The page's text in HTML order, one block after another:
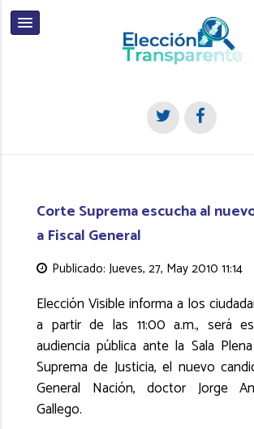
Corte Suprema escucha al
a Fiscal General
Publicado: Jueves, 27, May 2010 11:14
Elección Visible informa a los
a partir de las 11:00 a.m., será
audiencia pública ante la Sala
Suprema de Justicia, el nuevo
General Nación, doctor Jorge
Gallego.